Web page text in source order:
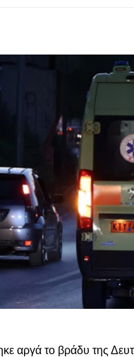
αργά το βράδυ της